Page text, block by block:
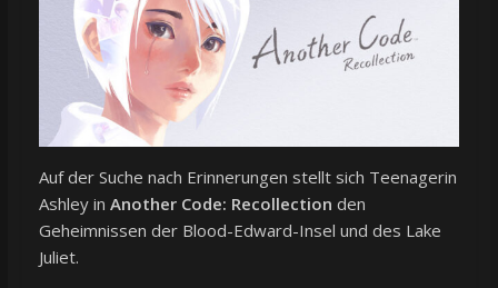
Auf der Suche nach Erinnerungen stellt sich Teenagerin
Ashley in Another Code: Recollection den
Geheimnissen der Blood-Edward-Insel und des Lake
Juliet.